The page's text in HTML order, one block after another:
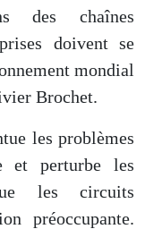
des chaînes
doivent se
mondial
Brochet.
les problèmes
et perturbe les
les circuits
préoccupante.